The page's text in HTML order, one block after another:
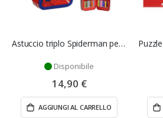
Astuccio triplo Spiderman per scuola
Disponibile
14,90 €
AGGIUNGI AL CARRELLO